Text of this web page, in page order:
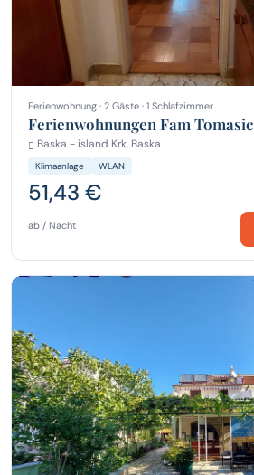
Ferienwohnung · 2 Gäste · 1 Schlafzimmer
Ferienwohnungen Fam Tomasic
Baska - island Krk, Baska
Klimaanlage WLAN
51,43 €
ab / Nacht